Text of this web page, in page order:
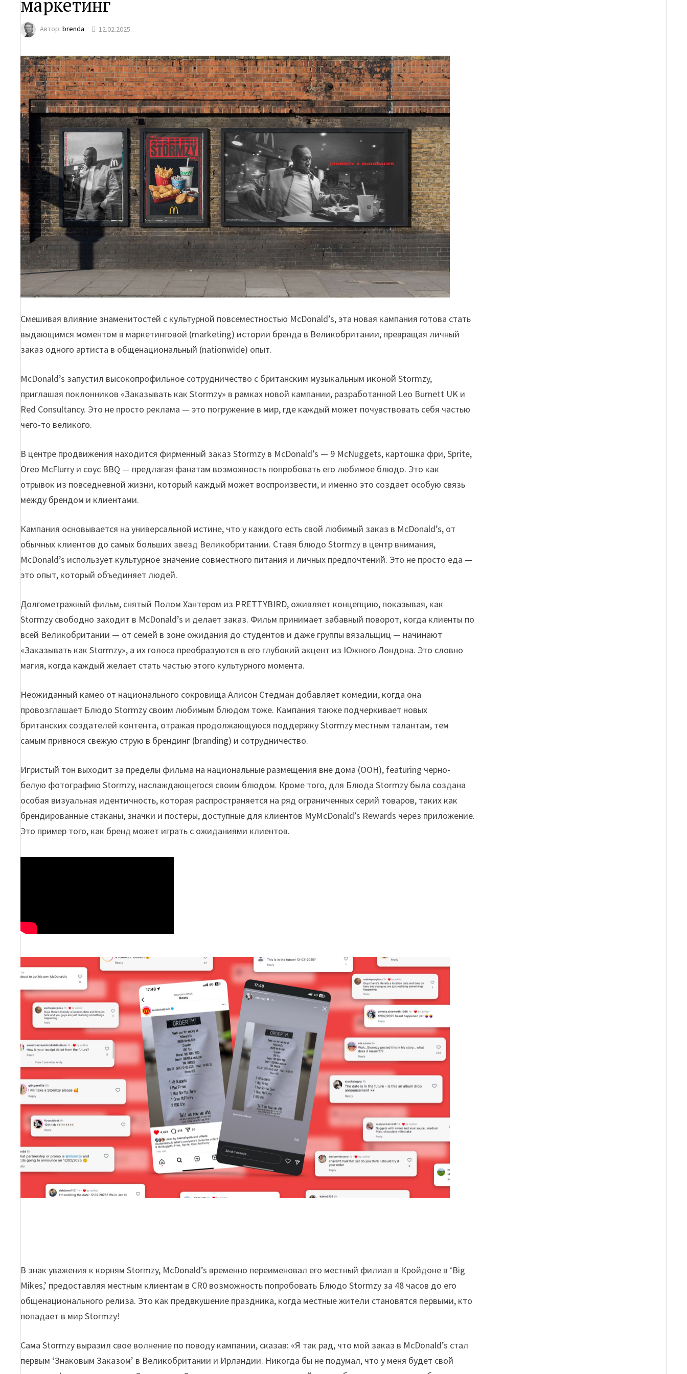
маркетинг
Автор:brenda 12.02.2025
Смешивая влияние знаменитостей с культурной повсеместностью McDonald’s, эта новая кампания готова стать
выдающимся моментом в маркетинговой (marketing) истории бренда в Великобритании, превращая личный
заказ одного артиста в общенациональный (nationwide) опыт.
McDonald’s запустил высокопрофильное сотрудничество с британским музыкальным иконой Stormzy,
приглашая поклонников «Заказывать как Stormzy» в рамках новой кампании, разработанной Leo Burnett UK и
Red Consultancy. Это не просто реклама — это погружение в мир, где каждый может почувствовать себя частью
чего-то великого.
В центре продвижения находится фирменный заказ Stormzy в McDonald’s — 9 McNuggets, картошка фри, Sprite,
Oreo McFlurry и соус BBQ — предлагая фанатам возможность попробовать его любимое блюдо. Это как
отрывок из повседневной жизни, который каждый может воспроизвести, и именно это создает особую связь
между брендом и клиентами.
Кампания основывается на универсальной истине, что у каждого есть свой любимый заказ в McDonald’s, от
обычных клиентов до самых больших звезд Великобритании. Ставя блюдо Stormzy в центр внимания,
McDonald’s использует культурное значение совместного питания и личных предпочтений. Это не просто еда —
это опыт, который объединяет людей.
Долгометражный фильм, снятый Полом Хантером из PRETTYBIRD, оживляет концепцию, показывая, как
Stormzy свободно заходит в McDonald’s и делает заказ. Фильм принимает забавный поворот, когда клиенты по
всей Великобритании — от семей в зоне ожидания до студентов и даже группы вязальщиц — начинают
«Заказывать как Stormzy», а их голоса преобразуются в его глубокий акцент из Южного Лондона. Это словно
магия, когда каждый желает стать частью этого культурного момента.
Неожиданный камео от национального сокровища Алисон Стедман добавляет комедии, когда она
провозглашает Блюдо Stormzy своим любимым блюдом тоже. Кампания также подчеркивает новых
британских создателей контента, отражая продолжающуюся поддержку Stormzy местным талантам, тем
самым привнося свежую струю в брендинг (branding) и сотрудничество.
Игристый тон выходит за пределы фильма на национальные размещения вне дома (OOH), featuring черно-
белую фотографию Stormzy, наслаждающегося своим блюдом. Кроме того, для Блюда Stormzy была создана
особая визуальная идентичность, которая распространяется на ряд ограниченных серий товаров, таких как
брендированные стаканы, значки и постеры, доступные для клиентов MyMcDonald’s Rewards через приложение.
Это пример того, как бренд может играть с ожиданиями клиентов.
В знак уважения к корням Stormzy, McDonald’s временно переименовал его местный филиал в Кройдоне в ‘Big
Mikes,’ предоставляя местным клиентам в CR0 возможность попробовать Блюдо Stormzy за 48 часов до его
общенационального релиза. Это как предвкушение праздника, когда местные жители становятся первыми, кто
попадает в мир Stormzy!
Сама Stormzy выразил свое волнение по поводу кампании, сказав: «Я так рад, что мой заказ в McDonald’s стал
первым ‘Знаковым Заказом’ в Великобритании и Ирландии. Никогда бы не подумал, что у меня будет свой